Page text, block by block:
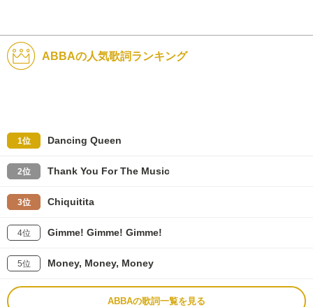
ABBAの人気歌詞ランキング
1位 Dancing Queen
2位 Thank You For The Music
3位 Chiquitita
4位 Gimme! Gimme! Gimme!
5位 Money, Money, Money
ABBAの歌詞一覧を見る